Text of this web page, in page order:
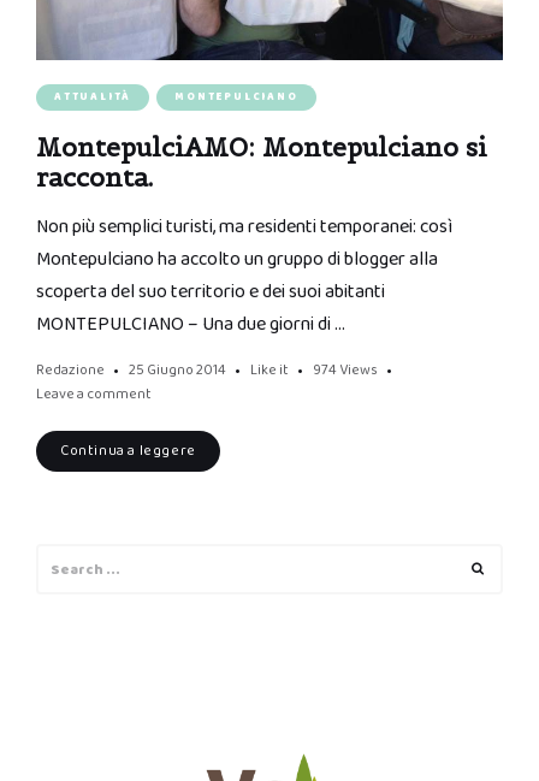
ATTUALITÀ MONTEPULCIANO
MontepulciAMO: Montepulciano si
racconta.
Non più semplici turisti, ma residenti temporanei: così
Montepulciano ha accolto un gruppo di blogger alla
scoperta del suo territorio e dei suoi abitanti
MONTEPULCIANO – Una due giorni di …
Redazione 25 Giugno 2014 Like it 974Views
Leave a comment
Continua a leggere
for: